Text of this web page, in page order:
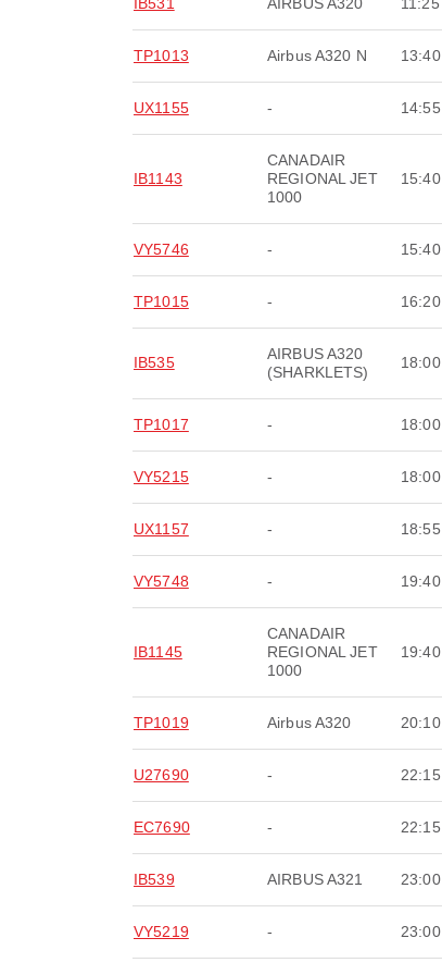
TP1013 Airbus A320 N 13:40
UX1155 - 14:55
IB1143
CANADAIR
REGIONAL JET
1000
15:40
VY5746 - 15:40
TP1015 - 16:20
IB535
AIRBUS A320
(SHARKLETS)
18:00
TP1017 - 18:00
VY5215 - 18:00
UX1157 - 18:55
VY5748 - 19:40
IB1145
CANADAIR
REGIONAL JET
1000
19:40
TP1019 Airbus A320 20:10
U27690 - 22:15
EC7690 - 22:15
IB539 AIRBUS A321 23:00
VY5219 - 23:00